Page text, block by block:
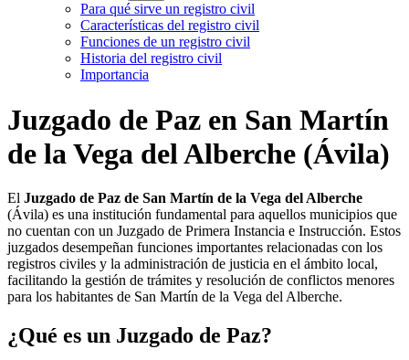
Para qué sirve un registro civil
Características del registro civil
Funciones de un registro civil
Historia del registro civil
Importancia
Juzgado de Paz en San Martín
de la Vega del Alberche (Ávila)
El Juzgado de Paz de San Martín de la Vega del Alberche
(Ávila) es una institución fundamental para aquellos municipios que
no cuentan con un Juzgado de Primera Instancia e Instrucción. Estos
juzgados desempeñan funciones importantes relacionadas con los
registros civiles y la administración de justicia en el ámbito local,
facilitando la gestión de trámites y resolución de conflictos menores
para los habitantes de San Martín de la Vega del Alberche.
¿Qué es un Juzgado de Paz?